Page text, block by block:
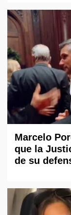
Marcelo
que la
de su